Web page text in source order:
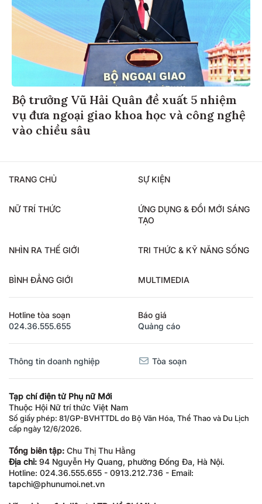
Bộ trưởng Vũ Hải Quân đề xuất 5 nhiệm
vụ đưa ngoại giao khoa học và công nghệ
vào chiều sâu
TRANG CHỦ SỰ KIỆN
NỮ TRÍ THỨC
ỨNG DỤNG & ĐỔI MỚI SÁNG
TẠO
NHÌN RA THẾ GIỚI TRI THỨC & KỸ NĂNG SỐNG
BÌNH ĐẲNG GIỚI MULTIMEDIA
Hotline tòa soạn
024.36.555.655
Báo giá
Quảng cáo
Thông tin doanh nghiệp Tòa soạn
Tạp chí điện tử Phụ nữ Mới
Thuộc Hội Nữ trí thức Việt Nam
Số giấy phép: 81/GP-BVHTTDL do Bộ Văn Hóa, Thể Thao và Du Lịch
cấp ngày 12/6/2026.
Tổng biên tập: Chu Thị Thu Hằng
Địa chỉ: 94 Nguyễn Hy Quang, phường Đống Đa, Hà Nội.
Hotline: 024.36.555.655 - 0913.212.736 - Email:
tapchi@phunumoi.net.vn